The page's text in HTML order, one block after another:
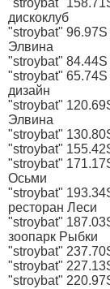
"stroybat"
дискоклуб
"stroybat"
Элвина
"stroybat"
"stroybat"
дизайн
"stroybat"
Элвина
"stroybat"
"stroybat"
"stroybat"
Осьми
"stroybat"
ресторан Леси
"stroybat"
зоопарк Рыбки
"stroybat"
"stroybat"
"stroybat"